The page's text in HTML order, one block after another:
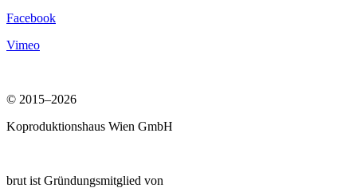
Facebook
Vimeo
© 2015–2026
Koproduktionshaus Wien GmbH
brut ist Gründungsmitglied von